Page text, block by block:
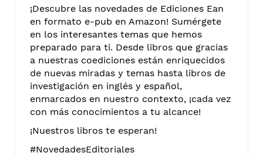
¡Descubre las novedades de Ediciones Ean
en formato e-pub en Amazon! Sumérgete
en los interesantes temas que hemos
preparado para ti. Desde libros que gracias
a nuestras coediciones están enriquecidos
de nuevas miradas y temas hasta libros de
investigación en inglés y español,
enmarcados en nuestro contexto, ¡cada vez
con más conocimientos a tu alcance!
¡Nuestros libros te esperan!
#NovedadesEditoriales